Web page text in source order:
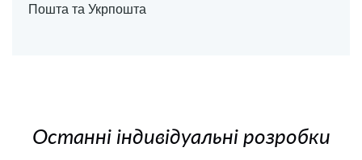
Пошта та Укрпошта
Останні індивідуальні розробки